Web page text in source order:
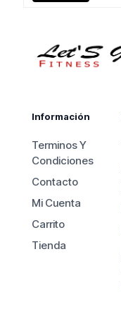
Información
Terminos Y
Condiciones
Contacto
Mi Cuenta
Carrito
Tienda